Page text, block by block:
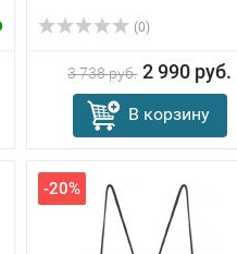
(0)
3 738 руб. 2 990 руб.
В корзину
-20%